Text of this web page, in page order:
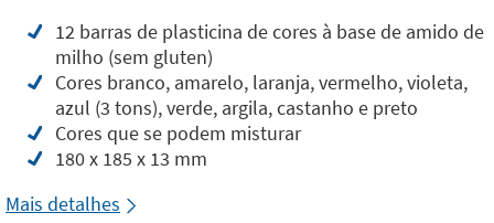
12 barras de plasticina de cores à base de amido de
milho (sem gluten)
Cores branco, amarelo, laranja, vermelho, violeta,
azul (3 tons), verde, argila, castanho e preto
Cores que se podem misturar
180 x 185 x 13 mm
Mais detalhes